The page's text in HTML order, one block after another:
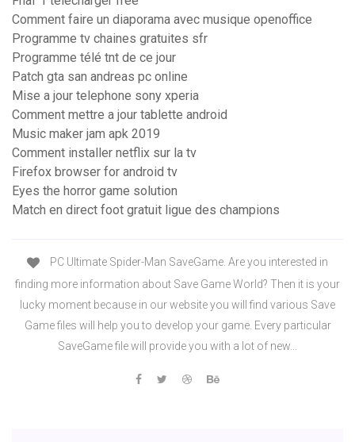
Comment faire un diaporama avec musique openoffice
Programme tv chaines gratuites sfr
Programme télé tnt de ce jour
Patch gta san andreas pc online
Mise a jour telephone sony xperia
Comment mettre a jour tablette android
Music maker jam apk 2019
Comment installer netflix sur la tv
Firefox browser for android tv
Eyes the horror game solution
Match en direct foot gratuit ligue des champions
PC Ultimate Spider-Man SaveGame. Are you interested in
finding more information about Save Game World? Then it is your
lucky moment because in our website you will find various Save
Game files will help you to develop your game. Every particular
SaveGame file will provide you with a lot of new...